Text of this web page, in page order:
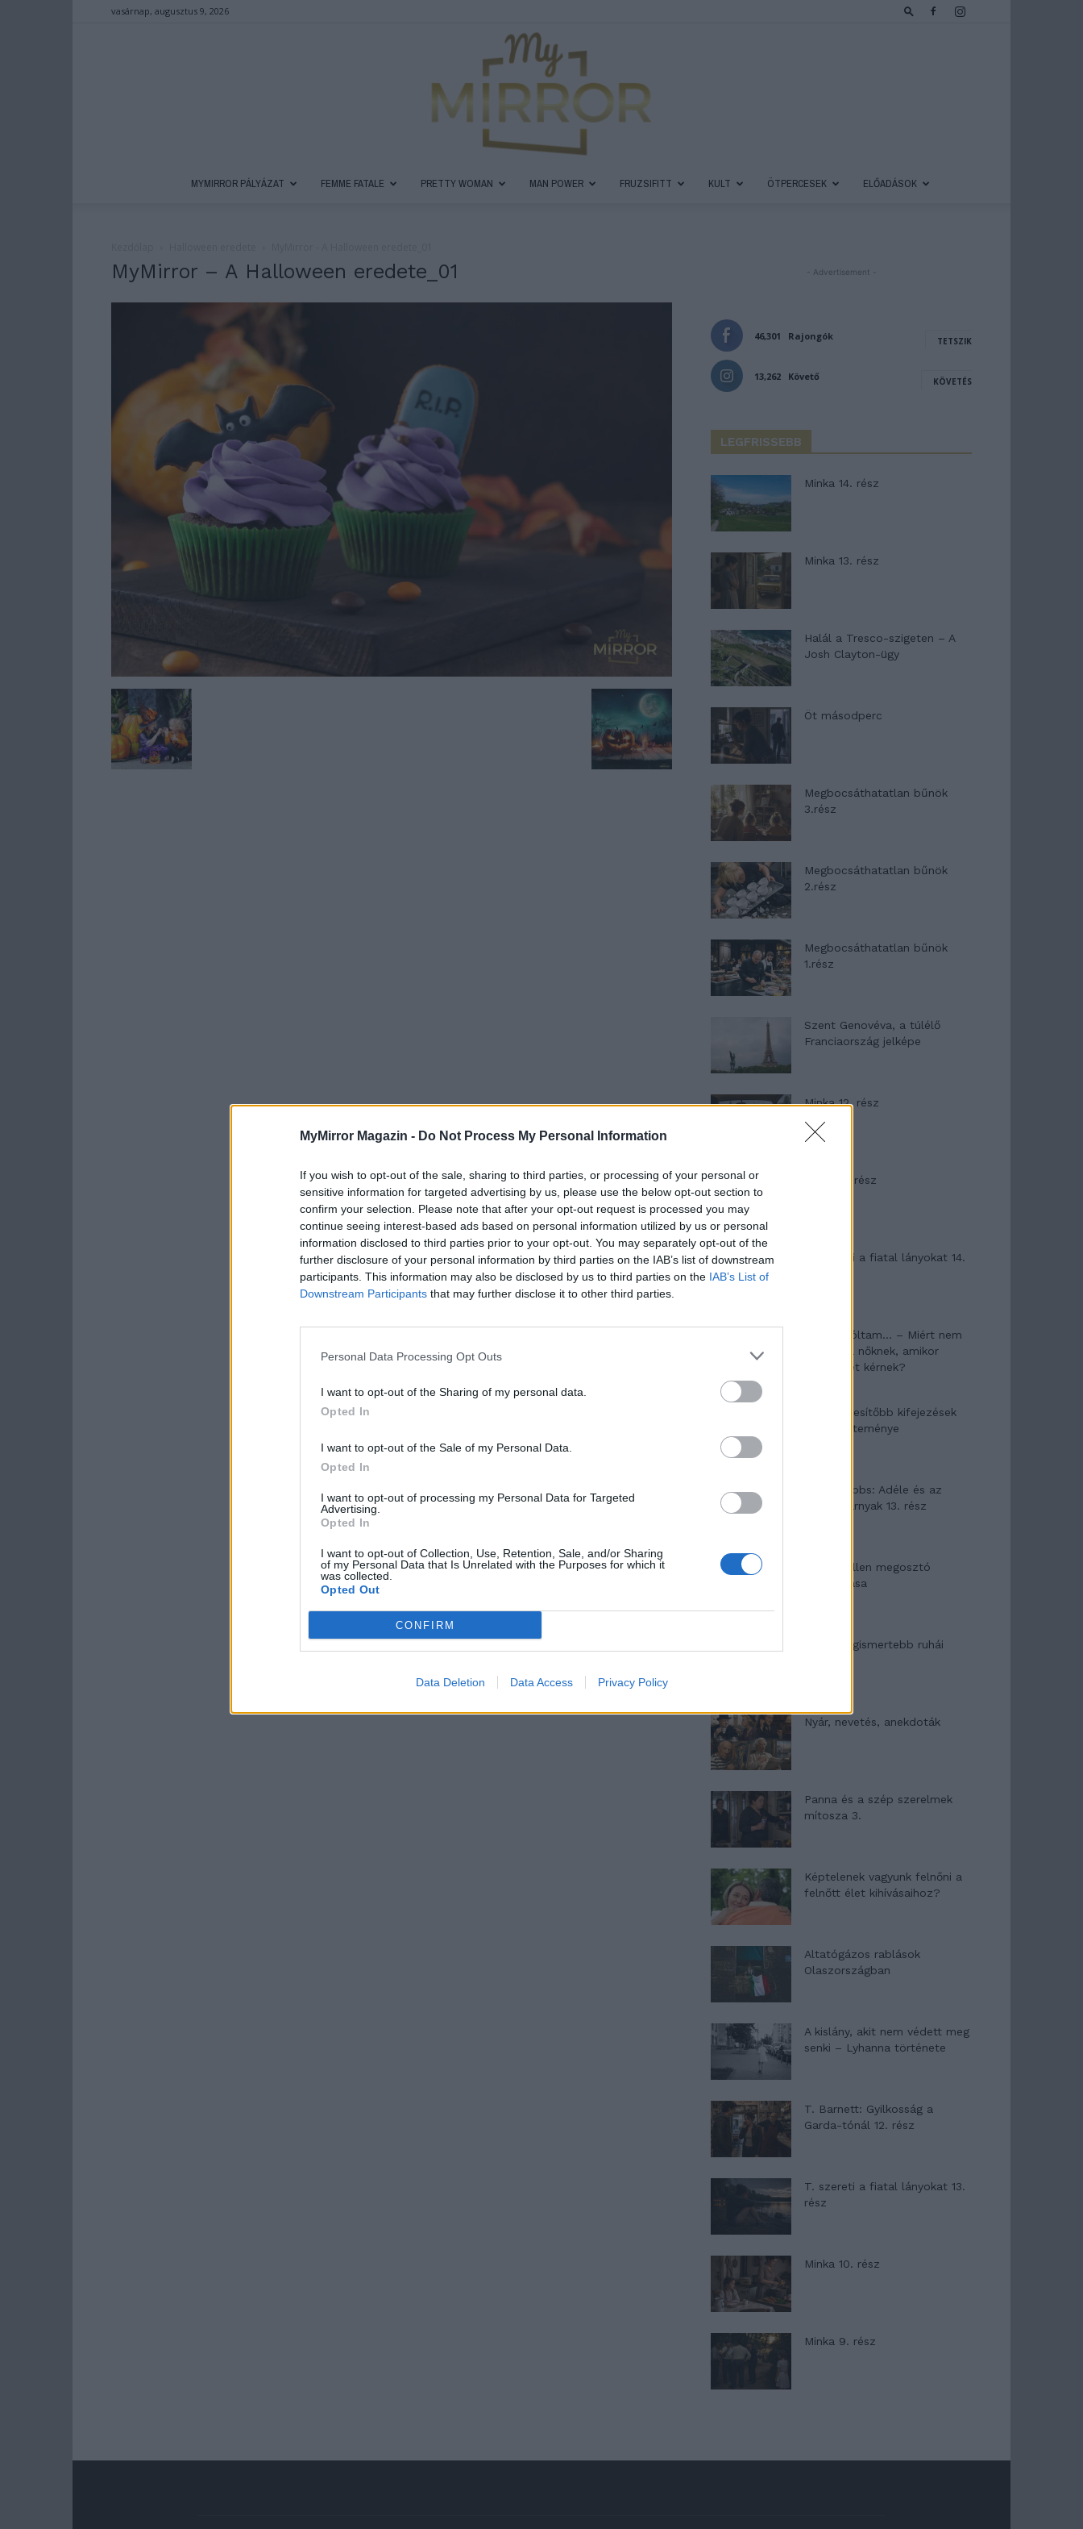
MyMirror Magazin - Do Not Process My Personal Information
If you wish to opt-out of the sale, sharing to third parties, or processing of your personal or
sensitive information for targeted advertising by us, please use the below opt-out section to
confirm your selection. Please note that after your opt-out request is processed you may
continue seeing interest-based ads based on personal information utilized by us or personal
information disclosed to third parties prior to your opt-out. You may separately opt-out of the
further disclosure of your personal information by third parties on the IAB’s list of downstream
participants. This information may also be disclosed by us to third parties on the IAB’s List of
Downstream Participants that may further disclose it to other third parties.
Personal Data Processing Opt Outs
I want to opt-out of the Sharing of my personal data.
Opted In
I want to opt-out of the Sale of my Personal Data.
Opted In
I want to opt-out of processing my Personal Data for Targeted
Advertising.
Opted In
I want to opt-out of Collection, Use, Retention, Sale, and/or Sharing
of my Personal Data that Is Unrelated with the Purposes for which it
was collected.
Opted Out
CONFIRM
Data Deletion Data Access Privacy Policy
vasárnap, augusztus 9, 2026
MYMIRROR PÁLYÁZAT FEMME FATALE PRETTY WOMAN MAN POWER FRUZSIFITT KULT ÖTPERCESEK ELŐADÁSOK
MyMirror – A Halloween eredete_01 - Advertisement -
46,301 Rajongók TETSZIK
13,262 Követő KÖVETÉS
LEGFRISSEBB
Minka 14. rész
Minka 13. rész
Halál a Tresco-szigeten – A
Josh Clayton-ügy
Öt másodperc
Megbocsáthatatlan bűnök
3.rész
Megbocsáthatatlan bűnök
2.rész
Megbocsáthatatlan bűnök
1.rész
Szent Genovéva, a túlélő
Franciaország jelképe
Minka 12. rész
Minka 11. rész
T. szereti a fiatal lányokat 14.
Pedig szóltam… – Miért nem
hiszünk a nőknek, amikor
segítséget kérnek?
A legidegesítőbb kifejezések
laza gyűjteménye
Elyna Robbs: Adéle és az
örökölt árnyak 13. rész
Woody Allen megosztó
zsenialitása
A világ legismertebb ruhái
Nyár, nevetés, anekdoták
Panna és a szép szerelmek
mítosza 3.
Képtelenek vagyunk felnőni a
felnőtt élet kihívásaihoz?
Altatógázos rablások
Olaszországban
A kislány, akit nem védett meg
senki – Lyhanna története
T. Barnett: Gyilkosság a
Garda-tónál 12. rész
T. szereti a fiatal lányokat 13.
rész
Minka 10. rész
Minka 9. rész